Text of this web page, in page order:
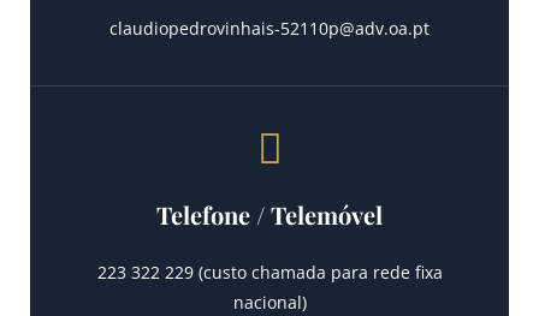
claudiopedrovinhais-52110p@adv.oa.pt
Telefone / Telemóvel
223 322 229 (custo chamada para rede fixa
nacional)